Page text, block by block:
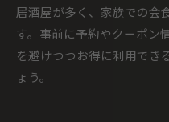
居酒屋が多く、家族での会
す。事前に予約やクーポン
を避けつつお得に利用でき
ょう。